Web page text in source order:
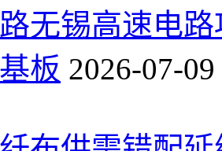
无锡高速电
板 2026-07-09